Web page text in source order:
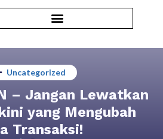
Uncategorized
– Jangan Lewatkan
yang Mengubah
Transaksi!